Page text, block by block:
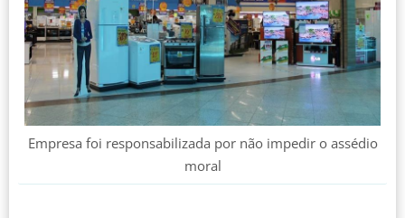
Empresa foi responsabilizada por não impedir o assédio
moral